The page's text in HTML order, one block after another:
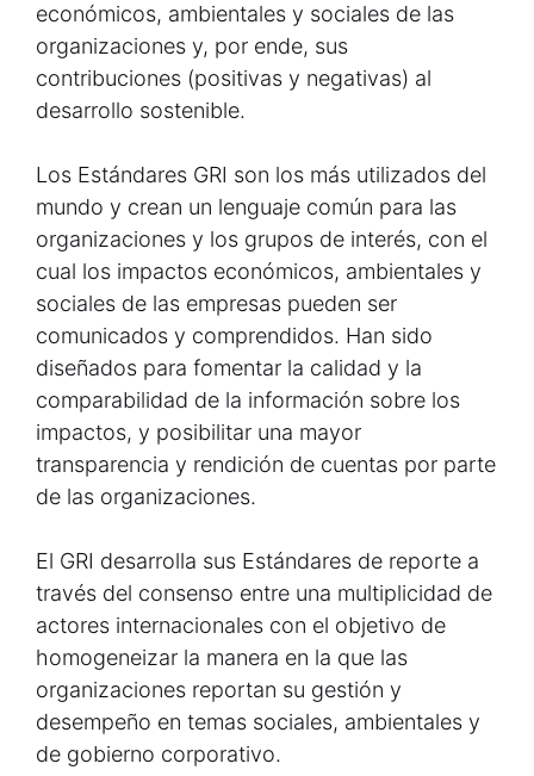
económicos, ambientales y sociales de las
organizaciones y, por ende, sus
contribuciones (positivas y negativas) al
desarrollo sostenible.
Los Estándares GRI son los más utilizados del
mundo y crean un lenguaje común para las
organizaciones y los grupos de interés, con el
cual los impactos económicos, ambientales y
sociales de las empresas pueden ser
comunicados y comprendidos. Han sido
diseñados para fomentar la calidad y la
comparabilidad de la información sobre los
impactos, y posibilitar una mayor
transparencia y rendición de cuentas por parte
de las organizaciones.
El GRI desarrolla sus Estándares de reporte a
través del consenso entre una multiplicidad de
actores internacionales con el objetivo de
homogeneizar la manera en la que las
organizaciones reportan su gestión y
desempeño en temas sociales, ambientales y
de gobierno corporativo.